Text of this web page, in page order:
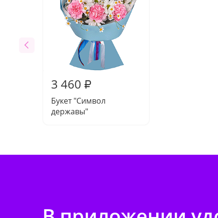
3 460 ₽
Букет "Символ
державы"